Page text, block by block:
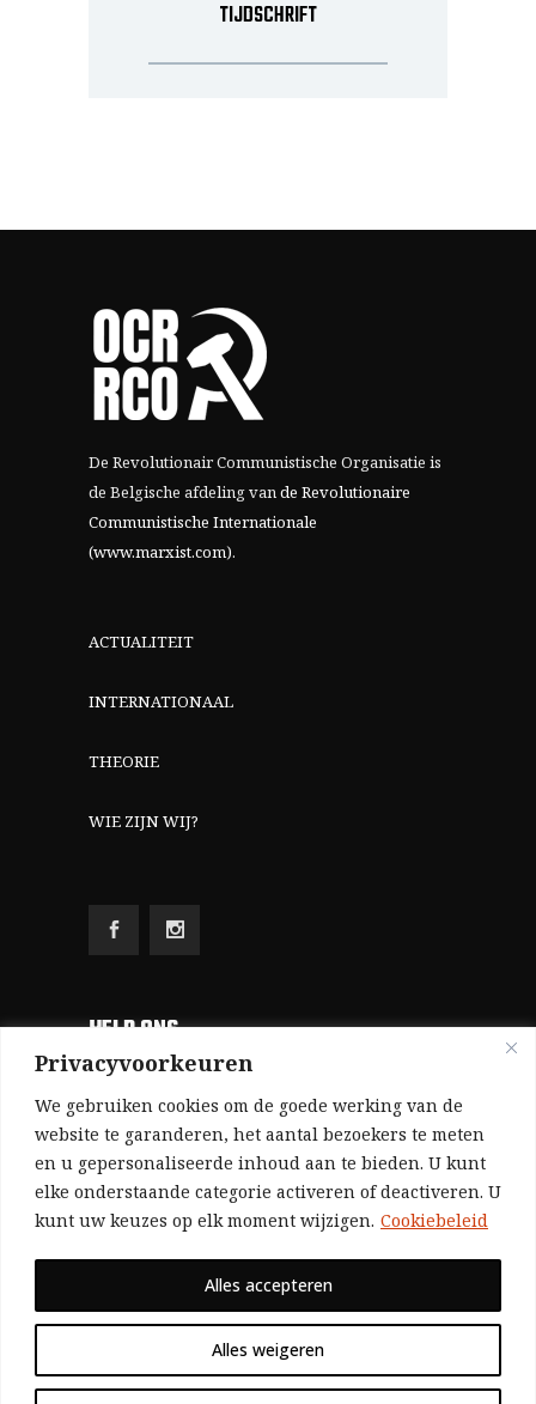
Privacyvoorkeuren
We gebruiken cookies om de goede werking van de
website te garanderen, het aantal bezoekers te meten
en u gepersonaliseerde inhoud aan te bieden. U kunt
elke onderstaande categorie activeren of deactiveren. U
kunt uw keuzes op elk moment wijzigen. Cookiebeleid
Alles weigeren
Alles accepteren
TIJDSCHRIFT
De Revolutionair Communistische Organisatie is
de Belgische afdeling vande Revolutionaire
Communistische Internationale
(www.marxist.com).
ACTUALITEIT
INTERNATIONAAL
THEORIE
WIE ZIJN WIJ?
HELP ONS
Aangezien we volledig zelf gefinancierd zijn
(zonder subsidies, zonder commerciële
advertenties en zonder rijke sponsors), zijn we
voor de publicatie van ons tijdschrift uitsluitend
afhankelijk van de financiële steun van onze
Bij voorbaat dank voor uw solidariteit.